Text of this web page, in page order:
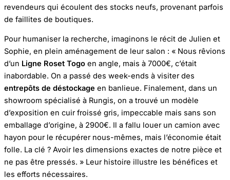
revendeurs qui écoulent des stocks neufs, provenant parfois
de faillites de boutiques.
Pour humaniser la recherche, imaginons le récit de Julien et
Sophie, en plein aménagement de leur salon : « Nous rêvions
d’un Ligne Roset Togo en angle, mais à 7000€, c’était
inabordable. On a passé des week-ends à visiter des
entrepôts de déstockage en banlieue. Finalement, dans un
showroom spécialisé à Rungis, on a trouvé un modèle
d’exposition en cuir froissé gris, impeccable mais sans son
emballage d’origine, à 2900€. Il a fallu louer un camion avec
hayon pour le récupérer nous-mêmes, mais l’économie était
folle. La clé ? Avoir les dimensions exactes de notre pièce et
ne pas être pressés. » Leur histoire illustre les bénéfices et
les efforts nécessaires.